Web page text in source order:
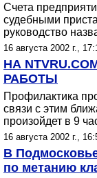
Счета
судебными
руководство
16 августа 2002 г.,
НА
РАБОТЫ
Профилактика
связи с этим
произойдет в 9
16 августа 2002 г.,
В
по метанию